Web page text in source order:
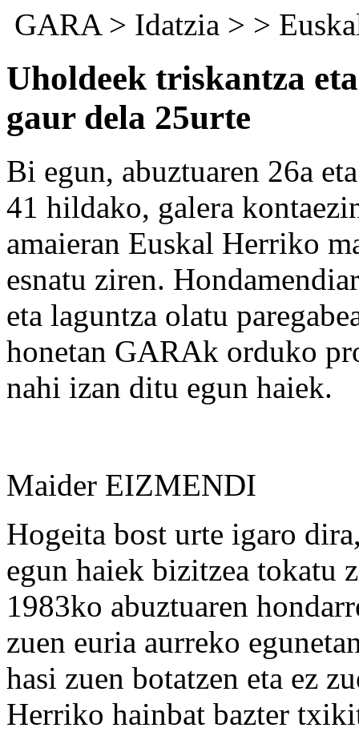
GARA> Idatzia > >
Uholdeek triskantza
gaur dela 25urte
Bi egun, abuztuaren 26a
41 hildako, galera
amaieran Euskal Herriko
esnatu ziren.
eta laguntza olatu
honetan GARAk orduko
nahi izan ditu egun haiek.
Maider EIZMENDI
Hogeita bost urte igaro
egun haiek bizitzea tokatu
1983ko abuztuaren
zuen euria aurreko
hasi zuen botatzen eta ez
Herriko hainbat bazter